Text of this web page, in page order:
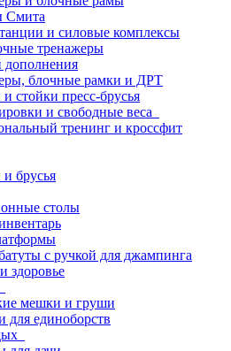
и силовые комплексы
тренажеры
блочные рамки и ДРТ
стойки пресс-брусья
и свободные веса
тренинг и кроссфит
брусья
столы
с ручкой для джампинга
здоровье
мешки и груши
для единоборств